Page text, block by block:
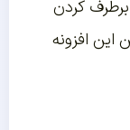
برطرف کردن
افزونه